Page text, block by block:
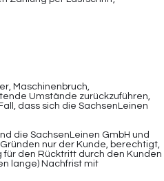
Maschinenbruch,
Umstände zurückzuführen,
dass sich die SachsenLeinen
die SachsenLeinen GmbH und
nur der Kunde, berechtigt,
den Rücktritt durch den Kunden
lange) Nachfrist mit